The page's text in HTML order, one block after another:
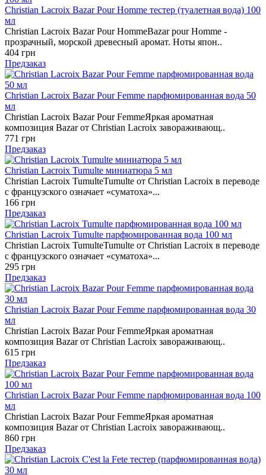
Christian Lacroix Bazar Pour Homme тестер (туалетная вода) 100
мл
Christian Lacroix Bazar Pour HommeBazar pour Homme -
прозрачный, морской древесный аромат. Ноты япон..
404 грн
Предзаказ
Christian Lacroix Bazar Pour Femme парфюмированная вода 50
мл
Christian Lacroix Bazar Pour FemmeЯркая ароматная
композиция Bazar от Christian Lacroix завораживающ..
771 грн
Предзаказ
Christian Lacroix Tumulte миниатюра 5 мл
Christian Lacroix TumulteTumulte от Christian Lacroix в переводе
с французского означает «суматоха»...
166 грн
Предзаказ
Christian Lacroix Tumulte парфюмированная вода 100 мл
Christian Lacroix TumulteTumulte от Christian Lacroix в переводе
с французского означает «суматоха»...
295 грн
Предзаказ
Christian Lacroix Bazar Pour Femme парфюмированная вода 30
мл
Christian Lacroix Bazar Pour FemmeЯркая ароматная
композиция Bazar от Christian Lacroix завораживающ..
615 грн
Предзаказ
Christian Lacroix Bazar Pour Femme парфюмированная вода 100
мл
Christian Lacroix Bazar Pour FemmeЯркая ароматная
композиция Bazar от Christian Lacroix завораживающ..
860 грн
Предзаказ